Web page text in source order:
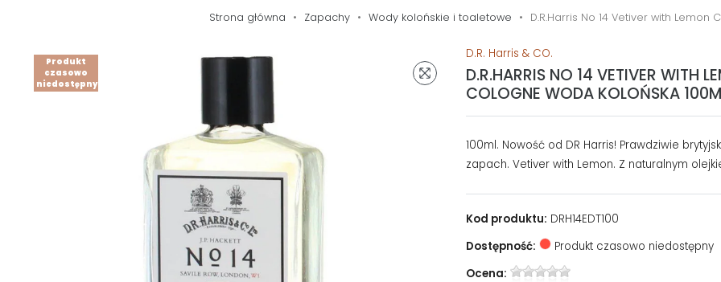
Strona główna Zapachy Wody kolońskie i toaletowe D.R.Harris No 14 Vetiver with
Produkt
czasowo
niedostępny
D.R. Harris & CO.
D.R.HARRIS NO 14 VETIVER WITH
COLOGNE WODA KOLOŃSKA
100ml. Nowość od DR Harris! Prawdziwie
zapach. Vetiver with Lemon. Z naturalnym
Kod produktu: DRH14EDT100
Dostępność:
Produkt czasowo niedostępny
Ocena: